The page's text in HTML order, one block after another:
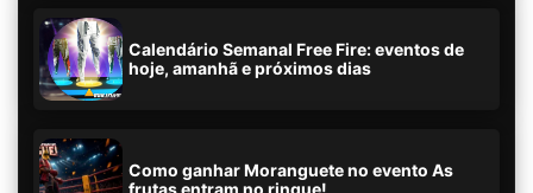
Calendário Semanal Free Fire: eventos de
hoje, amanhã e próximos dias
Como ganhar Moranguete no evento As
frutas entram no ringue!